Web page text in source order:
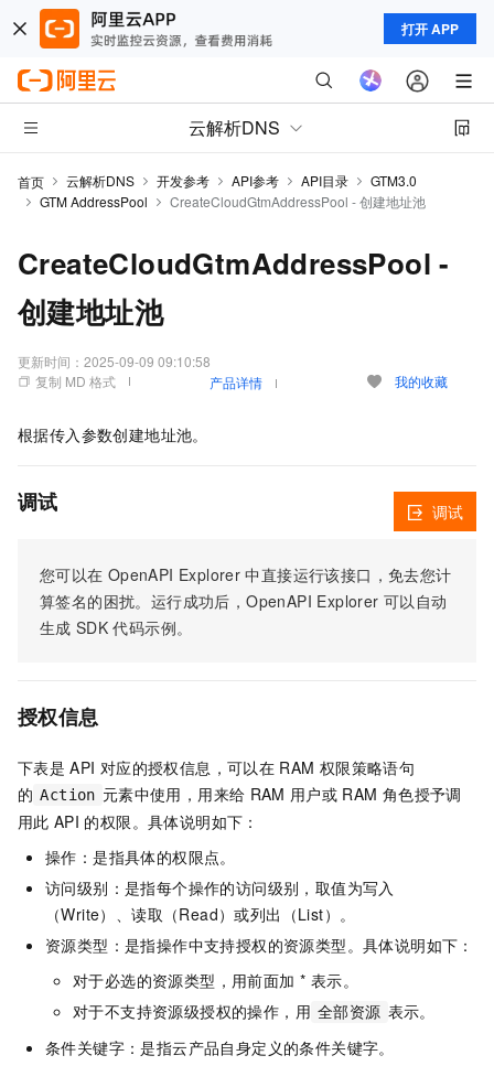
打开 APP
云解析DNS
首页 云解析DNS 开发参考 API参考 API目录
GTM3.0
GTM AddressPool
CreateCloudGtmAddressPool - 创建地址池
CreateCloudGtmAddressPool -
创建地址池
更新时间： 2025-09-09 09:10:58
复制 MD 格式
产品详情 我的收藏
根据传入参数创建地址池。
调试
您可以在 OpenAPI Explorer 中直接运行该接口，免去您计
算签名的困扰。运行成功后，OpenAPI Explorer 可以自动
生成 SDK 代码示例。
调试
授权信息
下表是 API 对应的授权信息，可以在 RAM 权限策略语句
的 Action 元素中使用，用来给 RAM 用户或 RAM 角色授予调
用此 API 的权限。具体说明如下：
操作：是指具体的权限点。
访问级别：是指每个操作的访问级别，取值为写入
（Write）、读取（Read）或列出（List）。
资源类型：是指操作中支持授权的资源类型。具体说明如下：
对于必选的资源类型，用前面加 * 表示。
对于不支持资源级授权的操作，用 全部资源 表示。
条件关键字：是指云产品自身定义的条件关键字。